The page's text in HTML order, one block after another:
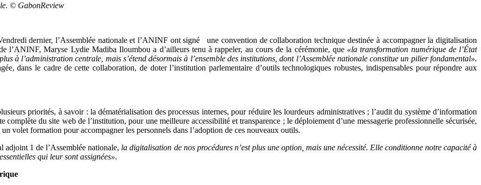
© GabonReview
dernier, l’Assemblée nationale et l’ANINF ont signé une convention de collaboration technique destinée à accompagner la digitalisation
l’ANINF, Maryse Lydie Madiba Iloumbou a d’ailleurs tenu à rappeler, au cours de la cérémonie, que «la transformation numérique de l’État
à l’administration centrale, mais s’étend désormais à l’ensemble des institutions, dont l’Assemblée nationale constitue un pilier fondamental».
dans le cadre de cette collaboration, de doter l’institution parlementaire d’outils technologiques robustes, indispensables pour répondre aux
priorités, à savoir : la dématérialisation des processus internes, pour réduire les lourdeurs administratives ; l’audit du système d’information
complète du site web de l’institution, pour une meilleure accessibilité et transparence ; le déploiement d’une messagerie professionnelle sécurisée,
volet formation pour accompagner les personnels dans l’adoption de ces nouveaux outils.
adjoint 1 de l’Assemblée nationale, la digitalisation de nos procédures n’est plus une option, mais une nécessité. Elle conditionne notre capacité à
qui leur sont assignées».